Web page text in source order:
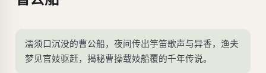
濡须口沉没的曹公船，夜间传出竽笛歌声与异香，渔夫
梦见官妓驱赶，揭秘曹操载妓船覆的千年传说。